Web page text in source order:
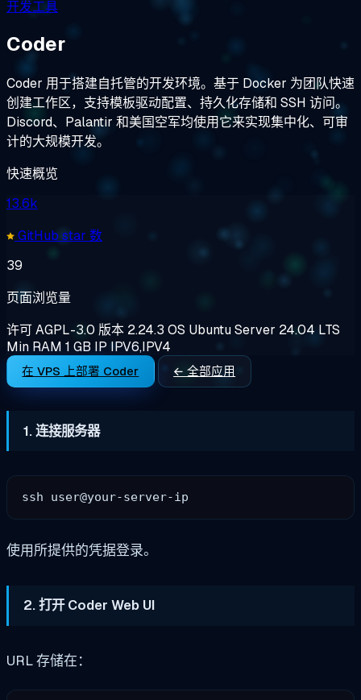
开发工具
Coder
Coder 用于搭建自托管的开发环境。基于 Docker 为团队快速
创建工作区，支持模板驱动配置、持久化存储和 SSH 访问。
Discord、Palantir 和美国空军均使用它来实现集中化、可审
计的大规模开发。
快速概览
13.6k
GitHub star 数
39
页面浏览量
许可AGPL-3.0 版本 2.24.3 OS Ubuntu Server 24.04 LTS
Min RAM 1 GB IP IPV6,IPV4
在 VPS 上部署 Coder ← 全部应用
1. 连接服务器
使用所提供的凭据登录。
2. 打开 Coder Web UI
URL 存储在：